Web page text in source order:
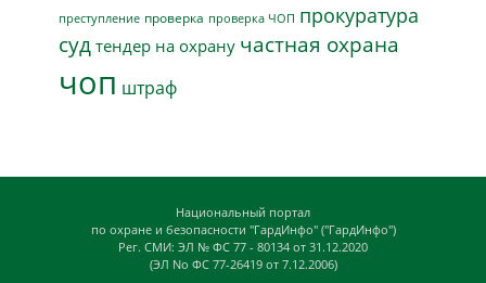
преступление проверка проверка ЧОП прокуратура
суд тендер на охрану частная охрана
чоп штраф
Национальный портал
по охране и безопасности "ГардИнфо" ("ГардИнфо")
Рег. СМИ: ЭЛ № ФС 77 - 80134 от 31.12.2020
(ЭЛ No ФС 77-26419 от 7.12.2006)